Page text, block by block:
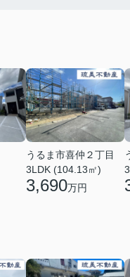
うるま市喜仲２丁目
3LDK (104.13㎡)
3,690万円